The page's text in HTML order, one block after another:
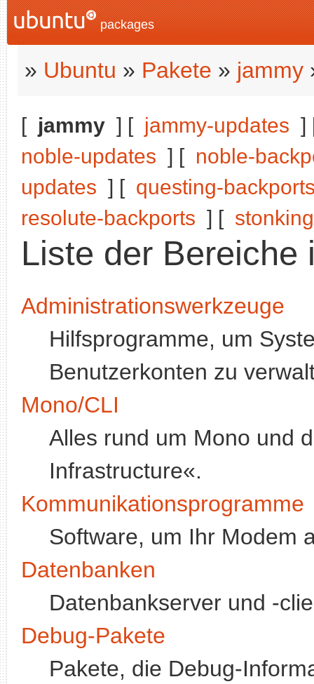
packages
» Ubuntu » Pakete » jammy
[ jammy ] [ jammy-updates
noble-updates ] [ noble-
updates ] [ questing-
resolute-backports ] [ stonking
Liste der Bereiche
Administrationswerkzeuge
Hilfsprogramme, um
Benutzerkonten zu
Mono/CLI
Alles rund um Mono und
Infrastructure«.
Kommunikationsprogramme
Software, um Ihr Modem
Datenbanken
Datenbankserver und -
Debug-Pakete
Pakete, die Debug-